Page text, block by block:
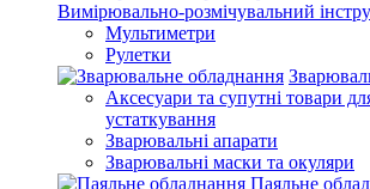
Вимірювально-розмічувальний
Мультиметри
Рулетки
Аксесуари та супутні товари
устаткування
Зварювальні апарати
Зварювальні маски та окуляри
Паяльне